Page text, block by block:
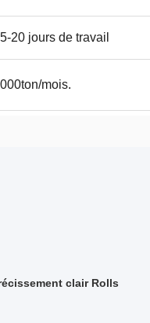
20 jours de travail
mois.
clair Rolls